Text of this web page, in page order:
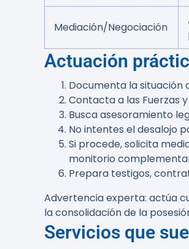
Mediación/Negociación
Actuación
Documenta la situación
Contacta a las Fuerzas
Busca asesoramiento
No intentes el desalojo
Si procede, solicita
monitorio
Prepara testigos,
Advertencia experta: actúa
la consolidación de la
Servicios que